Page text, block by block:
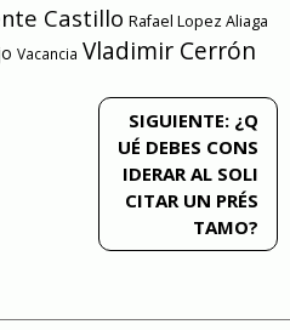
Castillo Rafael Lopez Aliaga
Vacancia Vladimir Cerrón
SIGUIENTE: ¿Q
UÉ DEBES CONS
IDERAR AL SOLI
CITAR UN PRÉS
TAMO?